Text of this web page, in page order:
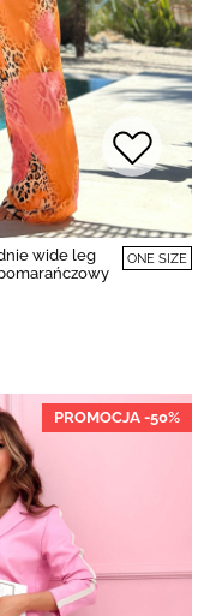
wide leg
ONE SIZE
PROMOCJA -50%